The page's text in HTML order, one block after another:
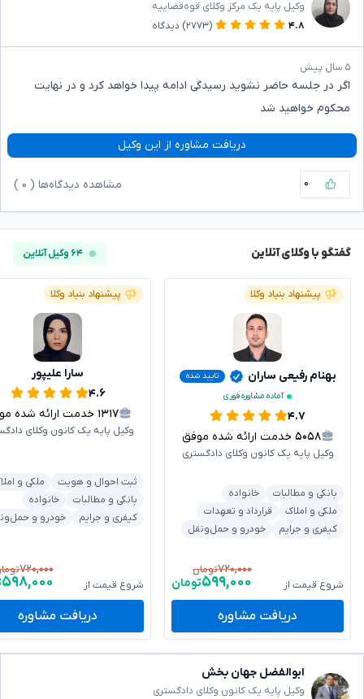
وکیل پایه یک مرکز وکلای قوه‌قضاییه
۴.۸
(۲۷۷۳) دیدگاه
۵ سال پیش
اگر در جلسه حاضر نشوید رسیدگی ادامه پیدا خواهد کرد و در نهایت
محکوم خواهید شد
دریافت مشاوره از این وکیل
۰ مشاهده دیدگاه‌ها ( ۰
گفتگو با وکلای آنلاین ۶۴ وکیل آنلاین
پیشنهاد بنیاد وکلا
بهنام رفیعی ساران
تایید شده
آماده مشاوره فوری
۴.۷
۵۰۵۸ خدمت ارائه شده موفق
وکیل پایه یک کانون وکلای دادگستری
بانکی و مطالبات
خانواده
ملکی و املاک
قرارداد و تعهدات
کیفری و جرایم
خودرو و حمل‌ونقل
شروع قیمت از
۷۲۰,۰۰۰تومان
۵۹۹,۰۰۰تومان
دریافت مشاوره
پیشنهاد بنیاد وکلا
سارا علیپور
۴.۶
۱۳۱۷ خدمت ارائه شده موفق
وکیل پایه یک کانون وکلای
ثبت احوال و هویت
ملکی و
بانکی و مطالبات
خانواده
کیفری و جرایم
خودرو و
شروع قیمت از
۷۲۰,۰۰۰
۵۹۸,۰۰۰
دریافت مشاوره
ابوالفضل جهان بخش
وکیل پایه یک کانون وکلای دادگستری